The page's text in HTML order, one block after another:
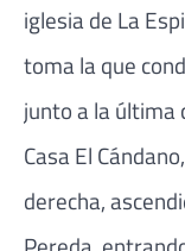
iglesia de La
toma la que
junto a la última
Casa El
derecha,